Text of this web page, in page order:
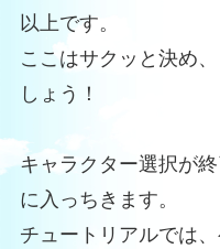
以上です。
ここはサクッと決め
しょう！
キャラクター選択が
に入っちきます。
チュートリアルでは